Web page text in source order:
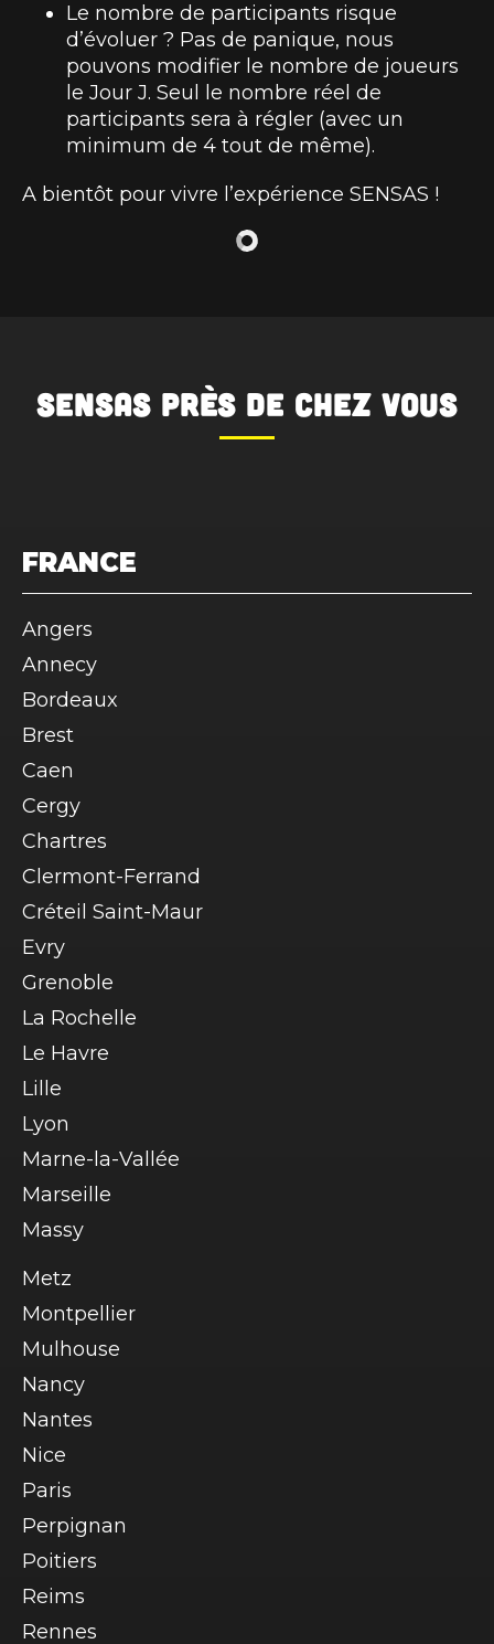
Le nombre de participants risque
d’évoluer ? Pas de panique, nous
pouvons modifier le nombre de joueurs
le Jour J. Seul le nombre réel de
participants sera à régler (avec un
minimum de 4 tout de même).
A bientôt pour vivre l’expérience SENSAS !
SENSAS près de chez vous
FRANCE
Angers
Annecy
Bordeaux
Brest
Caen
Cergy
Chartres
Clermont-Ferrand
Créteil Saint-Maur
Evry
Grenoble
La Rochelle
Le Havre
Lille
Lyon
Marne-la-Vallée
Marseille
Massy
Metz
Montpellier
Mulhouse
Nancy
Nantes
Nice
Paris
Perpignan
Poitiers
Reims
Rennes